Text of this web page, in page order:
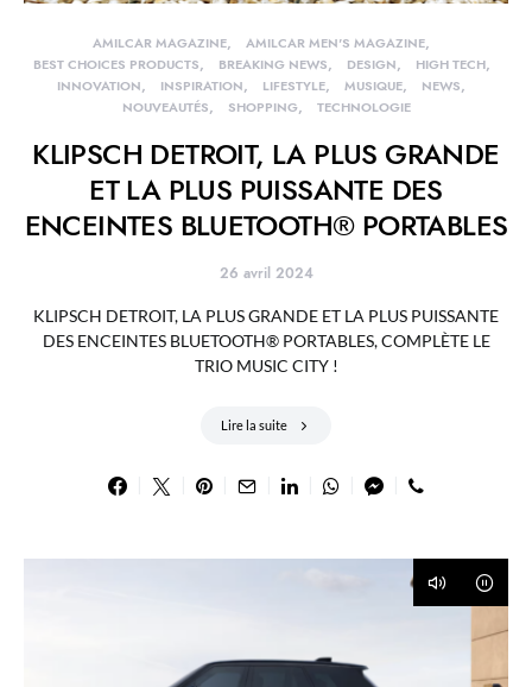
AMILCAR MAGAZINE
AMILCAR MEN'S MAGAZINE
BEST CHOICES PRODUCTS
BREAKING NEWS DESIGN
HIGH TECH
INNOVATION
INSPIRATION LIFESTYLE MUSIQUE
NEWS
NOUVEAUTÉS
SHOPPING TECHNOLOGIE
KLIPSCH DETROIT, LA PLUS GRANDE
ET LA PLUS PUISSANTE DES
ENCEINTES BLUETOOTH® PORTABLES
26 avril 2024
KLIPSCH DETROIT, LA PLUS GRANDE ET LA PLUS PUISSANTE
DES ENCEINTES BLUETOOTH® PORTABLES, COMPLÈTE LE
TRIO MUSIC CITY !
Lire la suite